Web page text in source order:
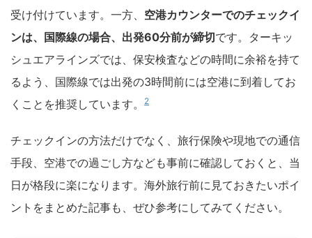
受け付けています。一方、 空港カウンターでのチェックイ
ンは、国際線の場合、出発60分前が締切です。ターキッ
シュエアラインズでは、保安検査などの時間に余裕を持て
るよう、国際線では出発の3時間前には空港に到着してお
くことを推奨しています。
2
チェックインの方法だけでなく、旅行保険や現地での通信
手段、空港での過ごし方なども事前に確認しておくと、当
日が格段に楽になります。海外旅行前に見ておきたいポイ
ントをまとめた記事も、ぜひ参考にしてみてください。